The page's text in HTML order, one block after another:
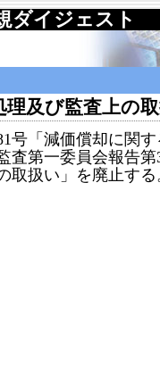
ダイジェスト
理及び監査上の
号「減価償却に関
査第一委員会報告
取扱い」を廃止する